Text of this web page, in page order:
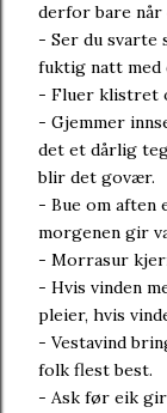
derfor bare
- Ser du svarte
fuktig natt med
- Fluer klistret
- Gjemmer
det et dårlig
blir det govær.
- Bue om aften
morgenen gir
- Morrasur
- Hvis vinden
pleier, hvis
- Vestavind
folk flest best.
- Ask før eik